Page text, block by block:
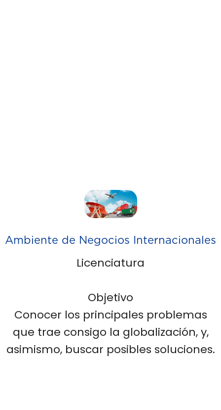
Ambiente de Negocios Internacionales
Licenciatura
Objetivo
Conocer los principales problemas
que trae consigo la globalización, y,
asimismo, buscar posibles soluciones.